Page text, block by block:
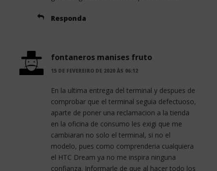
Responda
fontaneros manises fruto
15 DE FEVEREIRO DE 2020 ÀS 06:12
En la ultima entrega del terminal y despues de
comprobar que el terminal seguia defectuoso,
aparte de poner una reclamacion a la tienda
en la oficina de consumo les exigi que me
cambiaran no solo el terminal, si no el
modelo, pues como comprenderia cualquiera
el HTC Dream ya no me inspira ninguna
confianza. Informarle de que al hacer todo los